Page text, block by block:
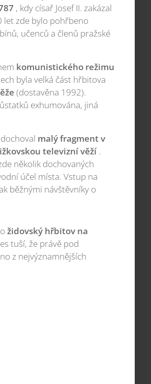
, kdy císař Josef II. zakázal
let zde bylo pohřbeno
učenců a členů pražské
komunistického režimu
byla velká část hřbitova
(dostavěna 1992).
exhumována, jiná
malý fragment v
televizní věží .
několik dochovaných
účel místa. Vstup na
běžnými návštěvníky o
židovský hřbitov na
tuší, že právě pod
z nejvýznamnějších